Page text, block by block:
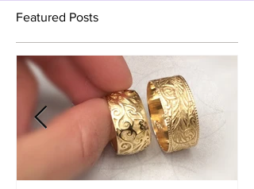
Featured Posts